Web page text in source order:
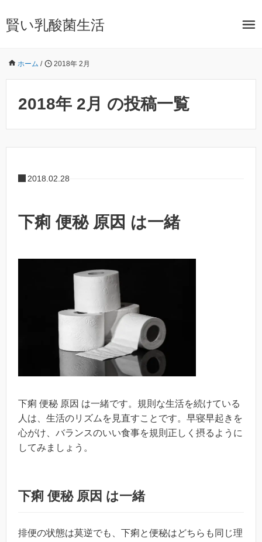
賢い乳酸菌生活
ホーム / 2018年 2月
2018年 2月 の投稿一覧
2018.02.28
下痢 便秘 原因 は一緒
下痢 便秘 原因 は一緒です。規則な生活を続けている
人は、生活のリズムを見直すことです。早寝早起きを
心がけ、バランスのいい食事を規則正しく摂るように
してみましょう。
下痢 便秘 原因 は一緒
排便の状態は莫逆でも、下痢と便秘はどちらも同じ理